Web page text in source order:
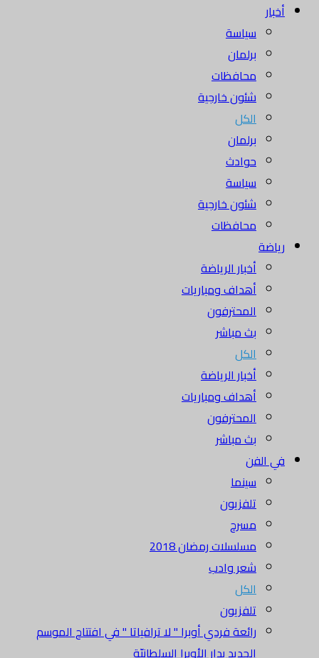
أخبار
سياسة
برلمان
محافظات
شئون خارجية
الكل
برلمان
حوادث
سياسة
شئون خارجية
محافظات
رياضة
أخبار الرياضة
أهداف ومباريات
المحترفون
بث مباشر
الكل
أخبار الرياضة
أهداف ومباريات
المحترفون
بث مباشر
في الفن
سينما
تلفزيون
مسرح
مسلسلات رمضان 2018
شعر وادب
الكل
تلفزيون
رائعة فردي أوبرا " لا ترافياتا " في افتتاح الموسم
الجديد بدار الأوبرا السلطانيّة